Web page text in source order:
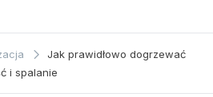
Jak prawidłowo dogrzewać
i spalanie